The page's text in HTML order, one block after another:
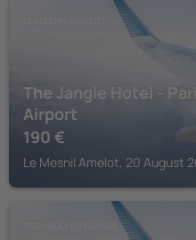
The Jangle Hotel -
Airport
190 €
Le Mesnil Amelot, 20 August